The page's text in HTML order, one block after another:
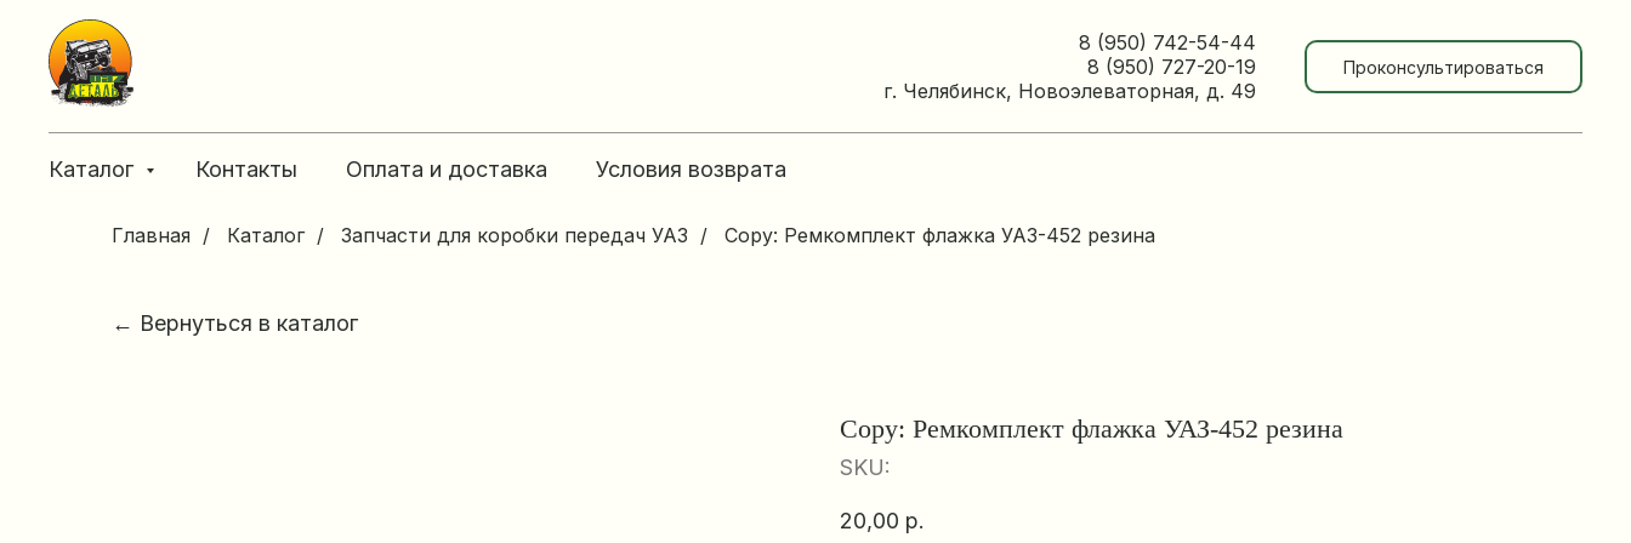
8 (950) 742-54-44
8 (950) 727-20-19
г. Челябинск, Новоэлеваторная, д. 49
Проконсультироваться
Каталог Контакты Оплата и доставка Условия возврата
Главная / Каталог / Запчасти для коробки передач УАЗ / Copy: Ремкомплект флажка УАЗ-452 резина
← Вернуться в каталог
Copy: Ремкомплект флажка УАЗ-452 резина
SKU:
20,00 р.